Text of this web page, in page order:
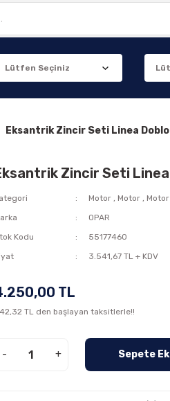
Eksantrik Zincir Seti Linea
Zincir Seti
Motor , Motor , Motor
OPAR
Kodu
55177460
3.541,67 TL + KDV
TL
TL den başlayan taksitlerle!!
- + Sepete